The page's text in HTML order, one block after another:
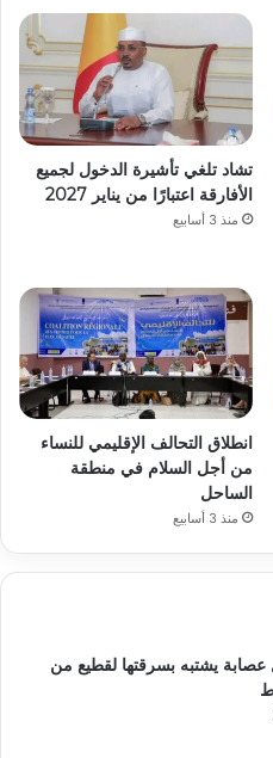
تشاد تلغي تأشيرة الدخول لجميع
الأفارقة اعتبارًا من يناير 2027
منذ 3 أسابيع
انطلاق التحالف الإقليمي للنساء
من أجل السلام في منطقة
الساحل
منذ 3 أسابيع
يشتبه بسرقتها لقطيع من